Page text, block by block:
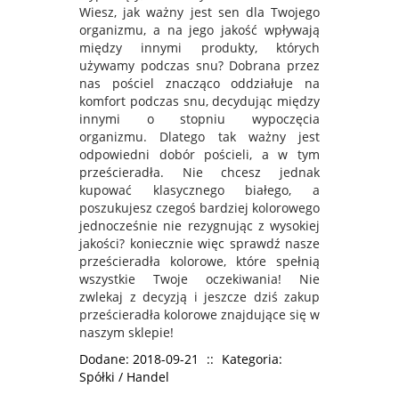
Wiesz, jak ważny jest sen dla Twojego
organizmu, a na jego jakość wpływają
między innymi produkty, których
używamy podczas snu? Dobrana przez
nas pościel znacząco oddziałuje na
komfort podczas snu, decydując między
innymi o stopniu wypoczęcia
organizmu. Dlatego tak ważny jest
odpowiedni dobór pościeli, a w tym
prześcieradła. Nie chcesz jednak
kupować klasycznego białego, a
poszukujesz czegoś bardziej kolorowego
jednocześnie nie rezygnując z wysokiej
jakości? koniecznie więc sprawdź nasze
prześcieradła kolorowe, które spełnią
wszystkie Twoje oczekiwania! Nie
zwlekaj z decyzją i jeszcze dziś zakup
prześcieradła kolorowe znajdujące się w
naszym sklepie!
Dodane: 2018-09-21
:: Kategoria:
Spółki / Handel